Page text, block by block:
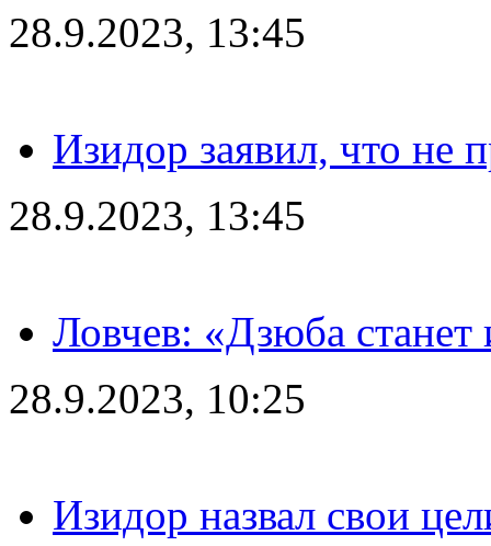
28.9.2023, 13:45
Изидор заявил, что не
28.9.2023, 13:45
Ловчев: «Дзюба станет
28.9.2023, 10:25
Изидор назвал свои